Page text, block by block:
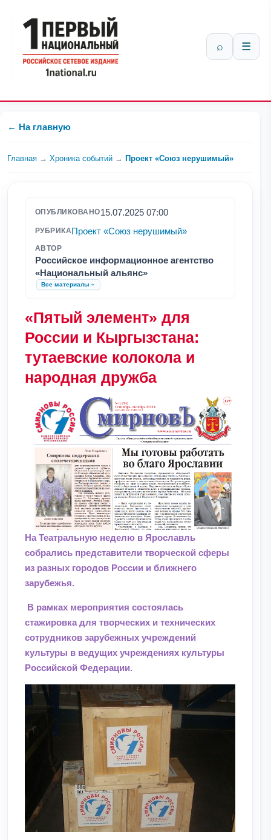
⌕ ☰
← На главную
Главная → Хроника событий → Проект «Союз нерушимый»
ОПУБЛИКОВАНО15.07.2025 07:00
РУБРИКАПроект «Союз нерушимый»
АВТОР
Российское информационное агентство
«Национальный альянс»
Все материалы
«Пятый элемент» для
России и Кыргызстана:
тутаевские колокола и
народная дружба
На Театральную неделю в Ярославль
собрались представители творческой сферы
из разных городов России и ближнего
зарубежья.
В рамках мероприятия состоялась
стажировка для творческих и технических
сотрудников зарубежных учреждений
культуры в ведущих учреждениях культуры
Российской Федерации.